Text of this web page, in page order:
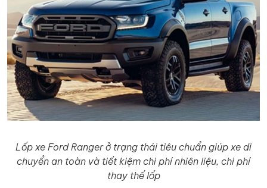
Lốp xe Ford Ranger ở trạng thái tiêu chuẩn giúp xe di
chuyển an toàn và tiết kiệm chi phí nhiên liệu, chi phí
thay thế lốp